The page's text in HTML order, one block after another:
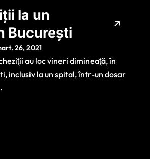
la un
București
26, 2021
au loc vineri dimineaţă, în
inclusiv la un spital, într-un dosar